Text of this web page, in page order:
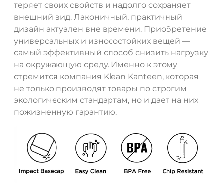
теряет своих свойств и надолго сохраняет
внешний вид. Лаконичный, практичный
дизайн актуален вне времени. Приобретение
универсальных и износостойких вещей —
самый эффективный способ снизить нагрузку
на окружающую среду. Именно к этому
стремится компания Klean Kanteen, которая
не только производят товары по строгим
экологическим стандартам, но и дает на них
пожизненную гарантию.